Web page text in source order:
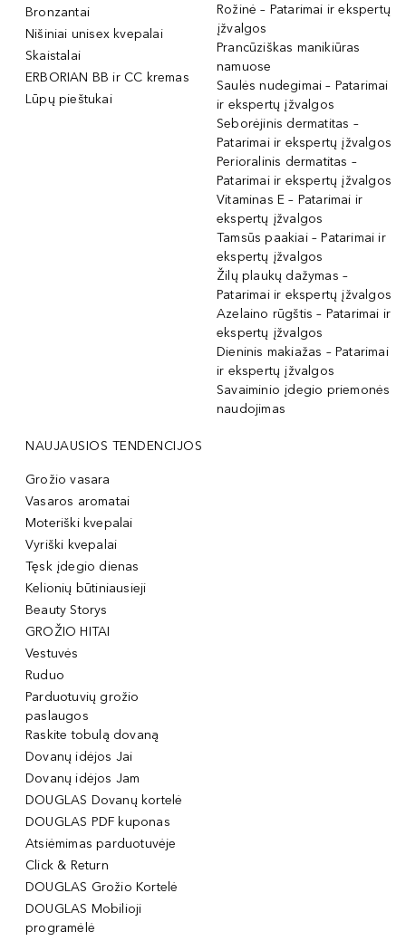
Bronzantai
Nišiniai unisex kvepalai
Skaistalai
ERBORIAN BB ir CC kremas
Lūpų pieštukai
Rožinė – Patarimai ir ekspertų
įžvalgos
Prancūziškas manikiūras
namuose
Saulės nudegimai – Patarimai
ir ekspertų įžvalgos
Seborėjinis dermatitas –
Patarimai ir ekspertų įžvalgos
Perioralinis dermatitas –
Patarimai ir ekspertų įžvalgos
Vitaminas E – Patarimai ir
ekspertų įžvalgos
Tamsūs paakiai – Patarimai ir
ekspertų įžvalgos
Žilų plaukų dažymas –
Patarimai ir ekspertų įžvalgos
Azelaino rūgštis – Patarimai ir
ekspertų įžvalgos
Dieninis makiažas – Patarimai
ir ekspertų įžvalgos
Savaiminio įdegio priemonės
naudojimas
NAUJAUSIOS TENDENCIJOS
Grožio vasara
Vasaros aromatai
Moteriški kvepalai
Vyriški kvepalai
Tęsk įdegio dienas
Kelionių būtiniausieji
Beauty Storys
GROŽIO HITAI
Vestuvės
Ruduo
Parduotuvių grožio
paslaugos
Raskite tobulą dovaną
Dovanų idėjos Jai
Dovanų idėjos Jam
DOUGLAS Dovanų kortelė
DOUGLAS PDF kuponas
Atsiėmimas parduotuvėje
Click & Return
DOUGLAS Grožio Kortelė
DOUGLAS Mobilioji
programėlė